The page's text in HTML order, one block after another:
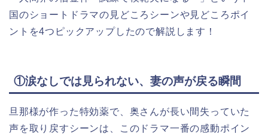
国のショートドラマの見どころシーンや見どころポイ
ントを4つピックアップしたので解説します！
①涙なしでは見られない、妻の声が戻る瞬間
旦那様が作った特効薬で、奥さんが長い間失っていた
声を取り戻すシーンは、このドラマ一番の感動ポイン